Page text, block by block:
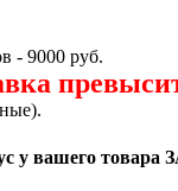
- 9000 руб.
у вашего